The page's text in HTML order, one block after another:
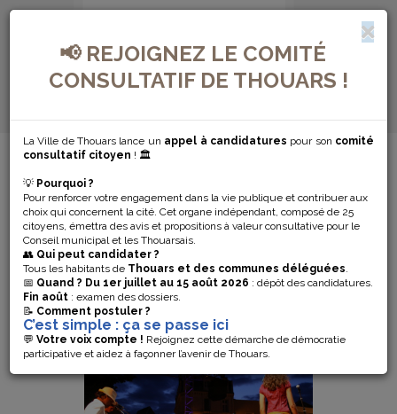
📢 REJOIGNEZ LE COMITÉ
CONSULTATIF DE THOUARS !
La Ville de Thouars lance un appel à candidatures pour son comité
consultatif citoyen ! 🏛️
💡 Pourquoi ?
Pour renforcer votre engagement dans la vie publique et contribuer aux
choix qui concernent la cité. Cet organe indépendant, composé de 25
citoyens, émettra des avis et propositions à valeur consultative pour le
Conseil municipal et les Thouarsais.
👥 Qui peut candidater ?
Tous les habitants de Thouars et des communes déléguées.
📅 Quand ? Du 1er juillet au 15 août 2026 : dépôt des candidatures.
Fin août : examen des dossiers.
📝 Comment postuler ?
C’est simple : ça se passe ici
💬 Votre voix compte ! Rejoignez cette démarche de démocratie
participative et aidez à façonner l’avenir de Thouars.
MENU DE NAVIGATION...
AFFAIRES
CULTURELLES